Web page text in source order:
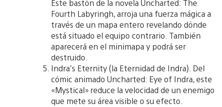
Este bastón de la novela Uncharted: The
Fourth Labyringh, arroja una fuerza mágica a
través de un mapa entero revelando dónde
está situado el equipo contrario. También
aparecerá en el minimapa y podrá ser
destruido.
Indra’s Eternity (la Eternidad de Indra). Del
cómic animado Uncharted: Eye of Indra, este
«Mystical» reduce la velocidad de un enemigo
que mete su área visible o su efecto.